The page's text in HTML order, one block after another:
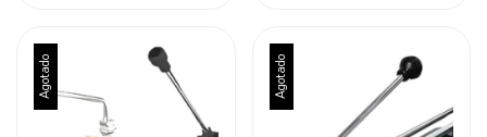
Agotado Agotado